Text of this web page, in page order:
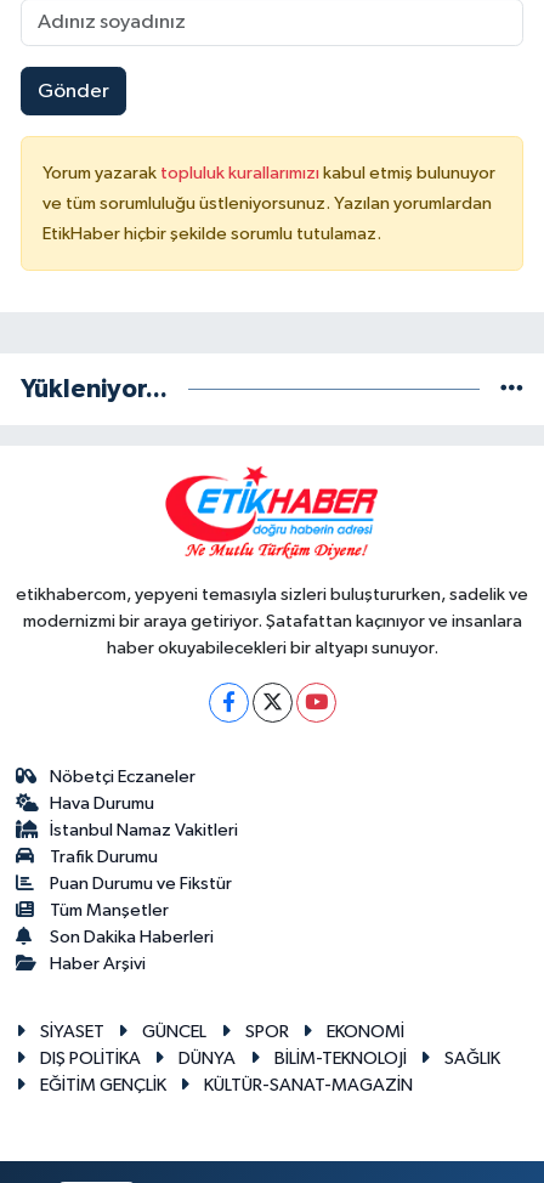
Gönder
Yorum yazarak topluluk kurallarımızı kabul etmiş bulunuyor
ve tüm sorumluluğu üstleniyorsunuz. Yazılan yorumlardan
EtikHaber hiçbir şekilde sorumlu tutulamaz.
Yükleniyor...
etikhabercom, yepyeni temasıyla sizleri buluştururken, sadelik ve
modernizmi bir araya getiriyor. Şatafattan kaçınıyor ve insanlara
haber okuyabilecekleri bir altyapı sunuyor.
Nöbetçi Eczaneler
Hava Durumu
İstanbul Namaz Vakitleri
Trafik Durumu
Puan Durumu ve Fikstür
Tüm Manşetler
Son Dakika Haberleri
Haber Arşivi
SİYASET GÜNCEL SPOR
EKONOMİ
DIŞ POLİTİKA
DÜNYA BİLİM-TEKNOLOJİ
SAĞLIK
EĞİTİM GENÇLİK
KÜLTÜR-SANAT-MAGAZİN